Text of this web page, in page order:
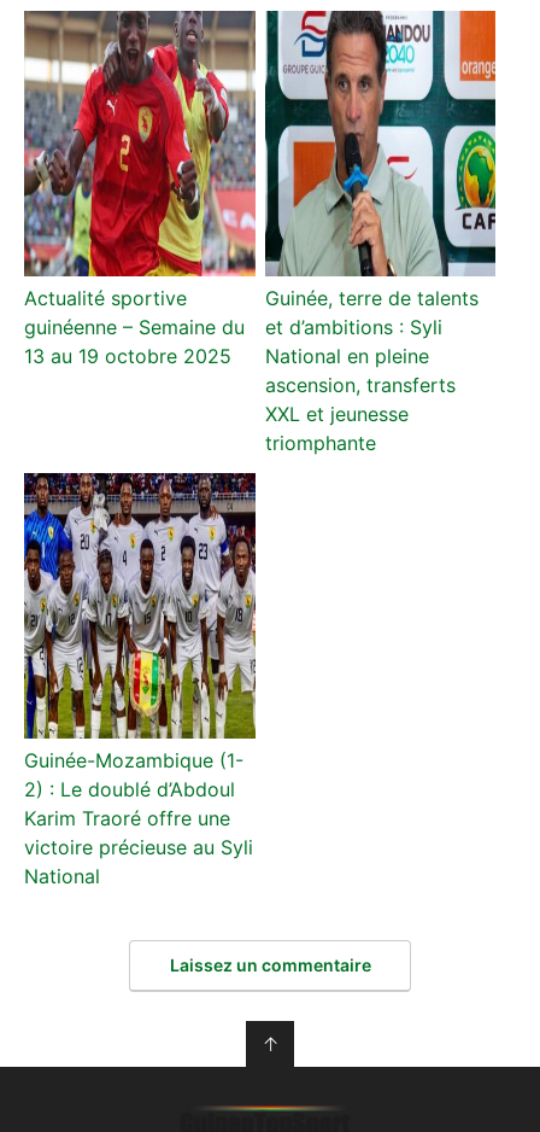
Actualité sportive
guinéenne – Semaine du
13 au 19 octobre 2025
Guinée, terre de talents
et d’ambitions : Syli
National en pleine
ascension, transferts
XXL et jeunesse
triomphante
Guinée-Mozambique (1-
2) : Le doublé d’Abdoul
Karim Traoré offre une
victoire précieuse au Syli
National
Laissez un commentaire
↑